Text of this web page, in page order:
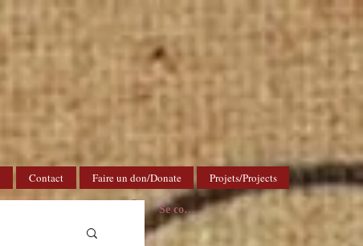
Contact Faire un don/Donate Projets/Projects
Se connecter